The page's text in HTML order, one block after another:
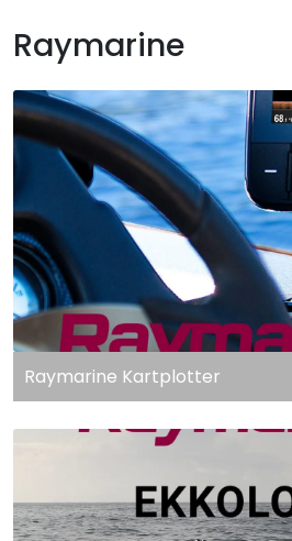
Raymarine
Raymarine Kartplotter